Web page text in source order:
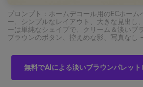
プロンプト：ホームデコール用のECホーム
ー、シンプルなレイアウト、大きな見出し
ーは単純なシェイプで、クリーム＆淡いブ
ブラウンのボタン、控えめな影、写真なし
無料でAIによる淡いブラウンパレッ